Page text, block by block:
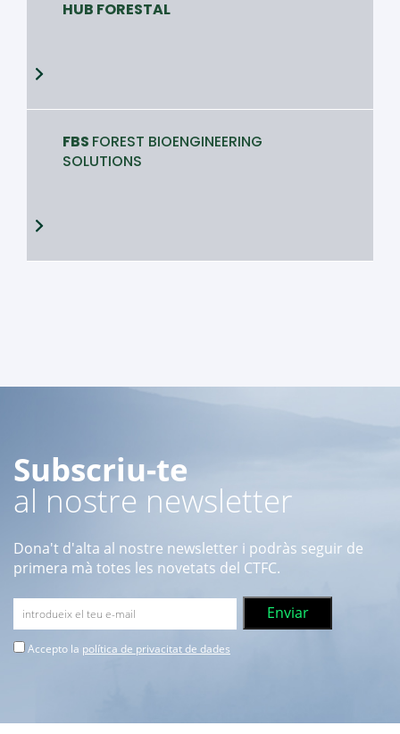
HUB FORESTAL
FBS FOREST BIOENGINEERING
SOLUTIONS
Subscriu-te
al nostre newsletter
Dona't d'alta al nostre newsletter i podràs seguir de
primera mà totes les novetats del CTFC.
Accepto la política de privacitat de dades